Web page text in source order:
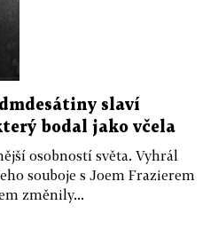
slaví
bodal jako včela
osobností světa. Vyhrál
souboje s Joem Frazierem
změnily...